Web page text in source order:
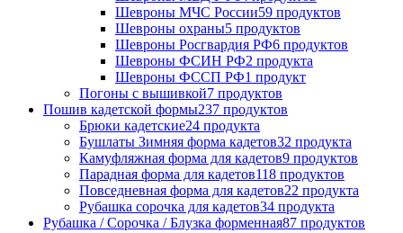
Шевроны МЧС России59 продуктов
Шевроны охраны5 продуктов
Шевроны Росгвардия РФ6 продуктов
Шевроны ФСИН РФ2 продукта
Шевроны ФССП РФ1 продукт
Погоны с вышивкой7 продуктов
Пошив кадетской формы237 продуктов
Брюки кадетские24 продукта
Бушлаты Зимняя форма кадетов32 продукта
Камуфляжная форма для кадетов9 продуктов
Парадная форма для кадетов118 продуктов
Повседневная форма для кадетов22 продукта
Рубашка сорочка для кадетов34 продукта
Рубашка / Сорочка / Блузка форменная87 продуктов